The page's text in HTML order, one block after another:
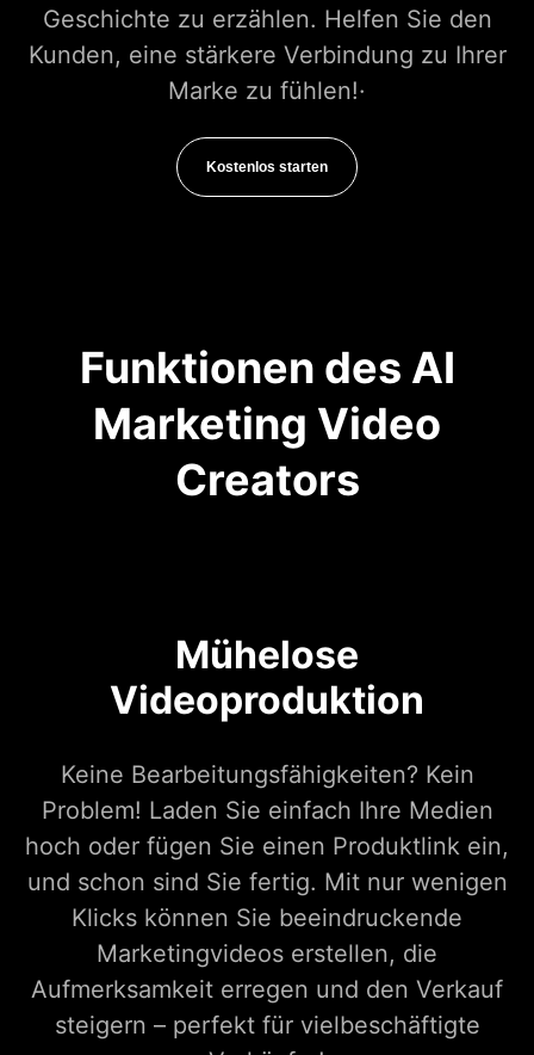
Geschichte zu erzählen. Helfen Sie den
Kunden, eine stärkere Verbindung zu Ihrer
Marke zu fühlen!·
Kostenlos starten
Funktionen des AI
Marketing Video
Creators
Mühelose
Videoproduktion
Keine Bearbeitungsfähigkeiten? Kein
Problem! Laden Sie einfach Ihre Medien
hoch oder fügen Sie einen Produktlink ein,
und schon sind Sie fertig. Mit nur wenigen
Klicks können Sie beeindruckende
Marketingvideos erstellen, die
Aufmerksamkeit erregen und den Verkauf
steigern – perfekt für vielbeschäftigte